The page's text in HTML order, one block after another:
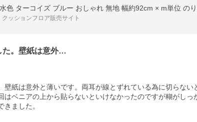
色 ターコイズ ブルー おしゃれ 無地 幅約92cm × m単位 の
ッションフロア販売サイト
た。壁紙は意外…
壁紙は意外と薄いです。両耳が線とずれている為に切らない
はベニアの上から貼らないといけなかったのですが糊がしっ
ました。